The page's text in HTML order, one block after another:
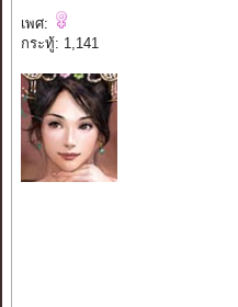
เพศ:
กระทู้: 1,141